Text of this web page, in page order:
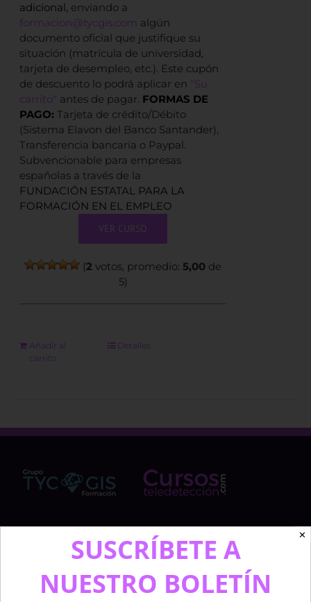
adicional, enviando a
formacion@tycgis.com algún
documento oficial que justifique su
situación (matrícula de universidad,
tarjeta de desempleo, etc.). Este cupón
de descuento lo podrá aplicar en "Su
carrito" antes de pagar. FORMAS DE
PAGO: Tarjeta de crédito/Débito
(Sistema Elavon del Banco Santander),
Transferencia bancaria o Paypal.
Subvencionable para empresas
españolas a través de la
FUNDACIÓN ESTATAL PARA LA
FORMACIÓN EN EL EMPLEO
VER CURSO
(2 votos, promedio:5,00 de
5)
Añadir al
carrito
Detalles
Cursosteledeteccion.com pertenece al Grupo de
TYC GIS Formación, empresa lider en la formación a
profesionales en software técnico especializado de
las áreas de la teledetección, los sistemas de
✕
SUSCRÍBETE A
NUESTRO BOLETÍN